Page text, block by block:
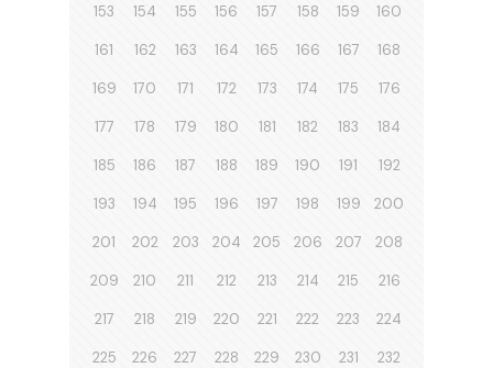
153 154 155 156 157 158 159 160
161 162 163 164 165 166 167 168
169 170 171 172 173 174 175 176
177 178 179 180 181 182 183 184
185 186 187 188 189 190 191 192
193 194 195 196 197 198 199 200
201 202 203 204 205 206 207 208
209 210 211 212 213 214 215 216
217 218 219 220 221 222 223 224
225 226 227 228 229 230 231 232